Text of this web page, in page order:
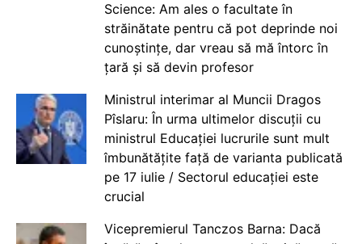
Science: Am ales o facultate în
străinătate pentru că pot deprinde noi
cunoștințe, dar vreau să mă întorc în
țară și să devin profesor
Ministrul interimar al Muncii Dragos
Pîslaru: În urma ultimelor discuții cu
ministrul Educației lucrurile sunt mult
îmbunătățite față de varianta publicată
pe 17 iulie / Sectorul educației este
crucial
Vicepremierul Tanczos Barna: Dacă